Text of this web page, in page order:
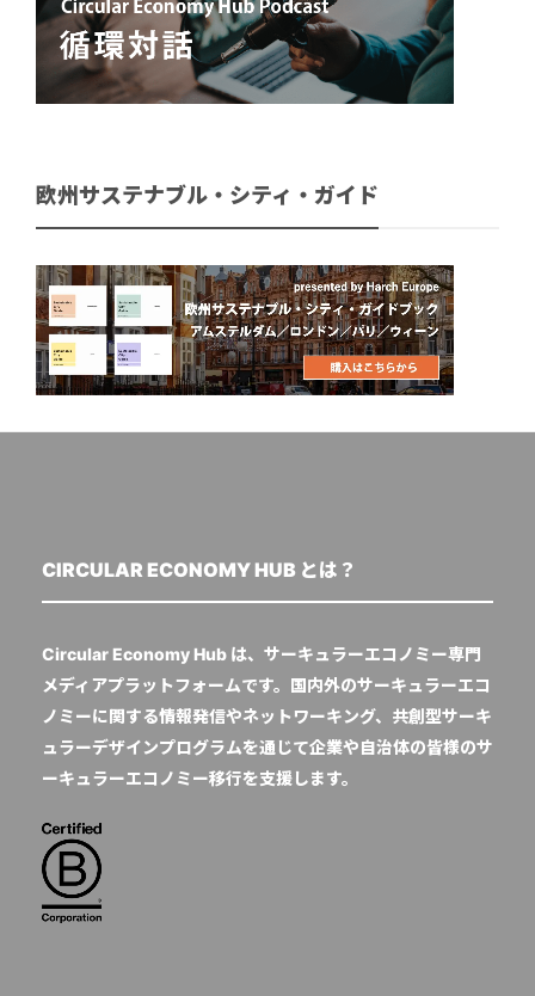
欧州サステナブル・シティ・ガイド
CIRCULAR ECONOMY HUB とは？
Circular Economy Hub は、サーキュラーエコノミー専門
メディアプラットフォームです。国内外のサーキュラーエコ
ノミーに関する情報発信やネットワーキング、共創型サーキ
ュラーデザインプログラムを通じて企業や自治体の皆様のサ
ーキュラーエコノミー移行を支援します。